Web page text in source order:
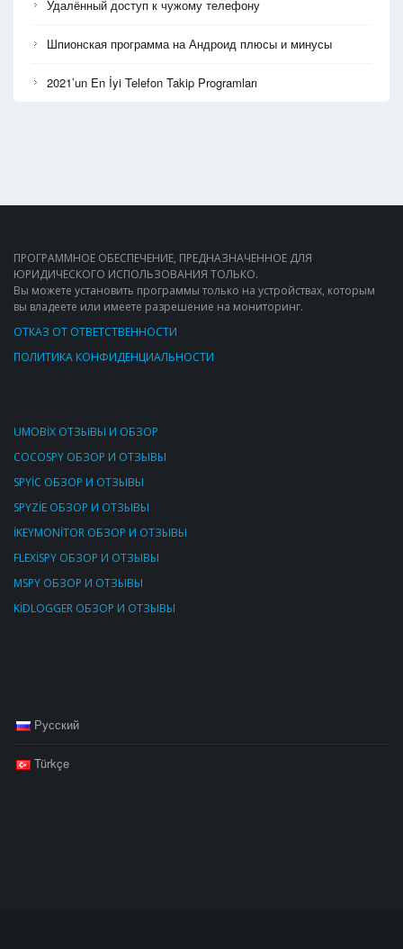
Удалённый доступ к чужому телефону
Шпионская программа на Андроид плюсы и минусы
2021’un En İyi Telefon Takip Programları
ПРОГРАММНОЕ ОБЕСПЕЧЕНИЕ, ПРЕДНАЗНАЧЕННОЕ ДЛЯ
ЮРИДИЧЕСКОГО ИСПОЛЬЗОВАНИЯ ТОЛЬКО.
Вы можете установить программы только на устройствах, которым
вы владеете или имеете разрешение на мониторинг.
ОТКАЗ ОТ ОТВЕТСТВЕННОСТИ
ПОЛИТИКА КОНФИДЕНЦИАЛЬНОСТИ
UMOBİX ОТЗЫВЫ И ОБЗОР
COCOSPY ОБЗОР И ОТЗЫВЫ
SPYİC ОБЗОР И ОТЗЫВЫ
SPYZİE ОБЗОР И ОТЗЫВЫ
İKEYMONİTOR ОБЗОР И ОТЗЫВЫ
FLEXİSPY ОБЗОР И ОТЗЫВЫ
MSPY ОБЗОР И ОТЗЫВЫ
KİDLOGGER ОБЗОР И ОТЗЫВЫ
Русский
Türkçe